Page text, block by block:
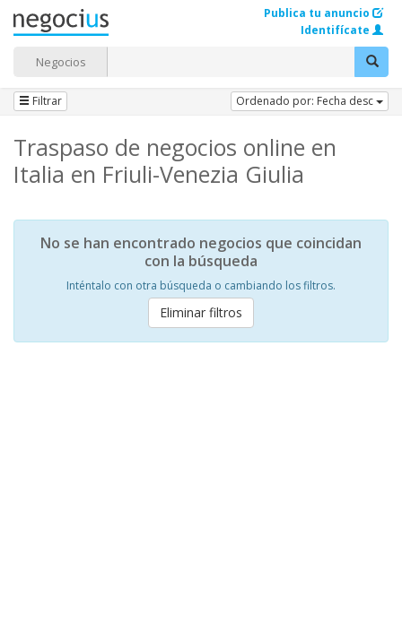
Negocios
Publica tu anuncio
Identifícate
Filtrar Ordenado por: Fecha desc
Traspaso de negocios online en
Italia en Friuli-Venezia Giulia
No se han encontrado negocios que coincidan
con la búsqueda
Inténtalo con otra búsqueda o cambiando los filtros.
Eliminar filtros